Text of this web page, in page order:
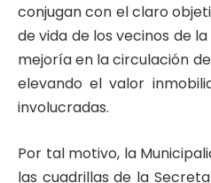
conjugan con el claro
de vida de los vecinos de
mejoría en la circulación
elevando el valor
involucradas.
Por tal motivo, la
las cuadrillas de la